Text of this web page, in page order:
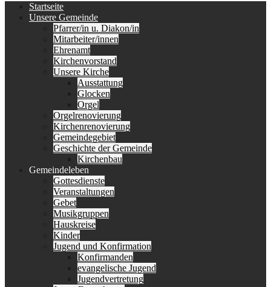
Erstes
Menü
Startseite
Unsere Gemeinde
Pfarrer/in u. Diakon/in
Mitarbeiter/innen
Ehrenamt
Kirchenvorstand
Unsere Kirche
Ausstattung
Glocken
Orgel
Orgelrenovierung
Kirchenrenovierung
Gemeindegebiet
Geschichte der Gemeinde
Kirchenbau
Gemeindeleben
Gottesdienste
Veranstaltungen
Gebet
Musikgruppen
Hauskreise
Kinder
Jugend und Konfirmation
Konfirmanden
evangelische Jugend
Jugendvertretung